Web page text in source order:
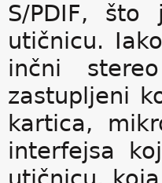
S/PDIF, što
utičnicu.
inčni
zastupljeni
kartica,
interfejsa